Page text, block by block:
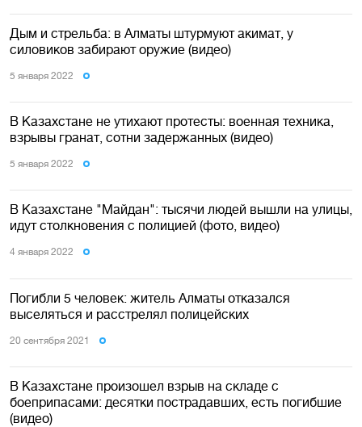
Дым и стрельба: в Алматы штурмуют акимат, у
силовиков забирают оружие (видео)
5 января 2022
В Казахстане не утихают протесты: военная техника,
взрывы гранат, сотни задержанных (видео)
5 января 2022
В Казахстане "Майдан": тысячи людей вышли на улицы,
идут столкновения с полицией (фото, видео)
4 января 2022
Погибли 5 человек: житель Алматы отказался
выселяться и расстрелял полицейских
20 сентября 2021
В Казахстане произошел взрыв на складе с
боеприпасами: десятки пострадавших, есть погибшие
(видео)